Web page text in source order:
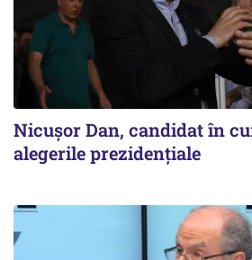
Nicușor Dan, candidat în
alegerile prezidențiale